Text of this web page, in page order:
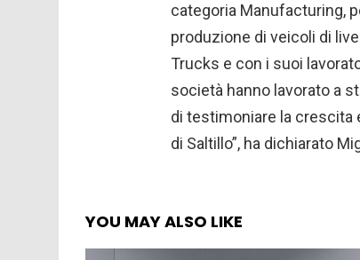
categoria Manufacturing,
produzione di veicoli di
Trucks e con i suoi
società hanno lavorato a
di testimoniare la crescita
di Saltillo”, ha dichiarato
YOU MAY ALSO LIKE